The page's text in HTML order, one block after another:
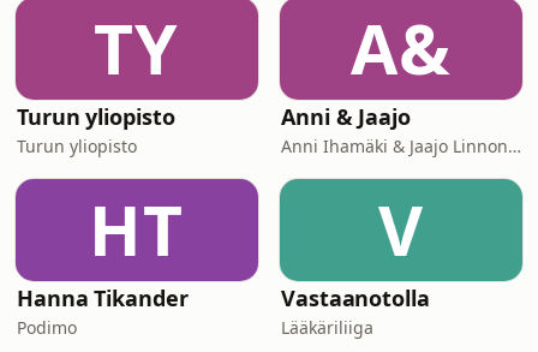
kirjaSeuraaSivutFacebookAntin
koomikkoprofiili FacebookissaAntti
TwitterissäAntti IGAntti
YouTubessaSeuraa podcastia Apple
Podcastin avul
TY
Turun yliopisto
Turun yliopisto
A&
Anni & Jaajo
Anni Ihamäki & Jaajo Linnonmaa/ Podme
HT
Hanna Tikander
Podimo
V
Vastaanotolla
Lääkäriliiga